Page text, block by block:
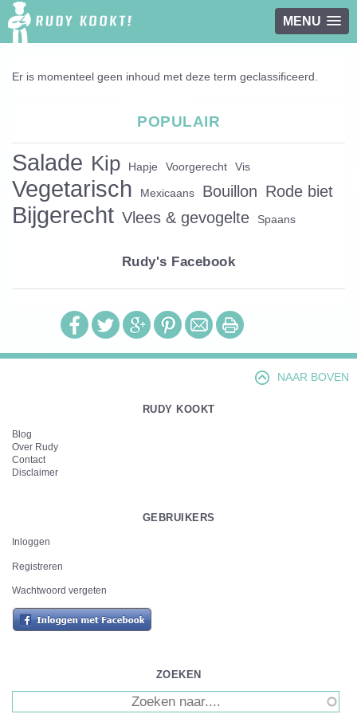
MENU
Er is momenteel geen inhoud met deze term geclassificeerd.
POPULAIR
Salade Kip Hapje Voorgerecht Vis
Vegetarisch Mexicaans Bouillon Rode biet
Bijgerecht Vlees & gevogelte Spaans
Rudy's Facebook
NAAR BOVEN
RUDY KOOKT
Blog
Over Rudy
Contact
Disclaimer
GEBRUIKERS
Inloggen
Registreren
Wachtwoord vergeten
ZOEKEN